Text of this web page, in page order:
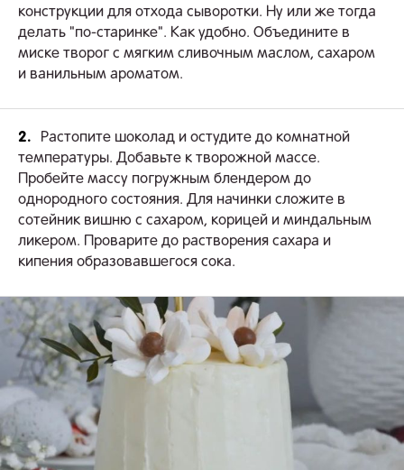
конструкции для отхода сыворотки. Ну или же тогда
делать "по-старинке". Как удобно. Объедините в
миске творог с мягким сливочным маслом, сахаром
и ванильным ароматом.
2.
Растопите шоколад и остудите до комнатной
температуры. Добавьте к творожной массе.
Пробейте массу погружным блендером до
однородного состояния. Для начинки сложите в
сотейник вишню с сахаром, корицей и миндальным
ликером. Проварите до растворения сахара и
кипения образовавшегося сока.